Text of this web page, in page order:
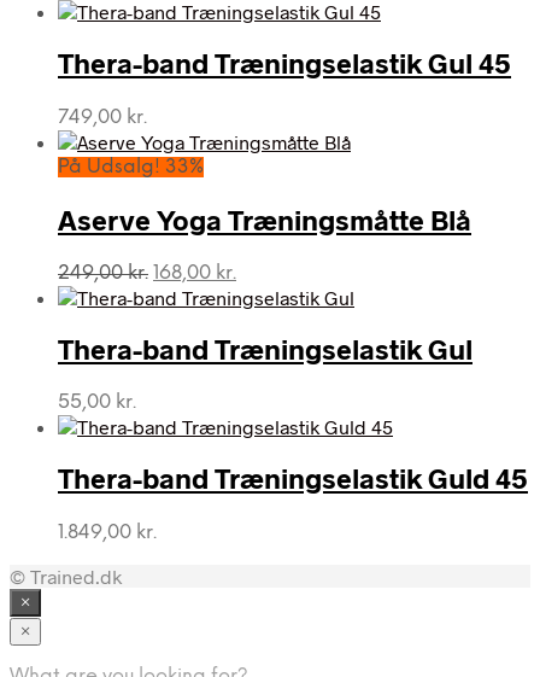
Thera-band Træningselastik Gul 45
749,00 kr.
På Udsalg! 33%
Aserve Yoga Træningsmåtte Blå
249,00kr. Den
oprindelige
var:
249,00 kr..
168,00 kr.
aktuelle
er:
168,00 kr..
Thera-band Træningselastik Gul
55,00 kr.
Thera-band Træningselastik Guld 45
1.849,00 kr.
© Trained.dk
×
×